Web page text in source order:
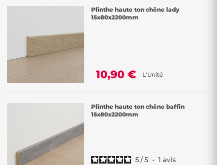
Plinthe haute ton chêne lady
15x80x2200mm
10,90 € L'Unité
Plinthe haute ton chêne baffin
15x80x2200mm
5/5 - 1 avis